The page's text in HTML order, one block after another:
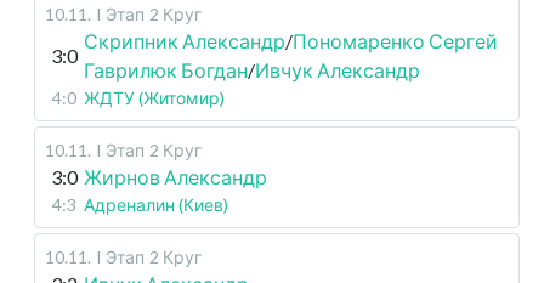
10.11 . I Этап 2 Круг
3:0
Скрипник Александр/Пономаренко Сергей
Гаврилюк Богдан/Ивчук Александр
4:0 ЖДТУ (Житомир)
10.11 . I Этап 2 Круг
3:0 Жирнов Александр
4:3 Адреналин (Киев)
10.11 . I Этап 2 Круг